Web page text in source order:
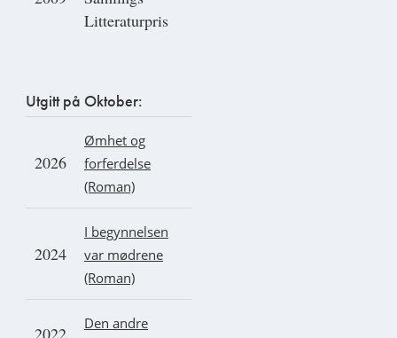
Litteraturpris
Utgitt på Oktober:
2026
Ømhet og
forferdelse
(Roman)
2024
I begynnelsen
var mødrene
(Roman)
Den andre